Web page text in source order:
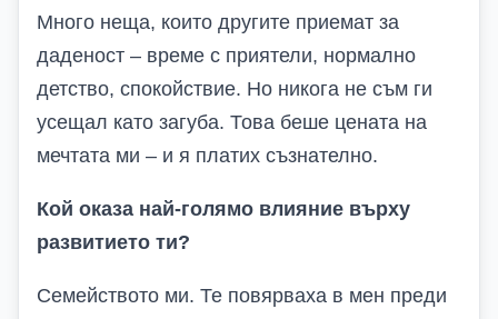
Много неща, които другите приемат за
даденост – време с приятели, нормално
детство, спокойствие. Но никога не съм ги
усещал като загуба. Това беше цената на
мечтата ми – и я платих съзнателно.
Кой оказа най-голямо влияние върху
развитието ти?
Семейството ми. Те повярваха в мен преди